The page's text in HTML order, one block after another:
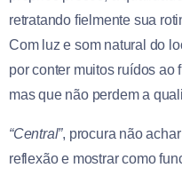
retratando fielmente sua
Com luz e som natural do
por conter muitos ruídos ao
mas que não perdem a
“Central”, procura não
reflexão e mostrar como